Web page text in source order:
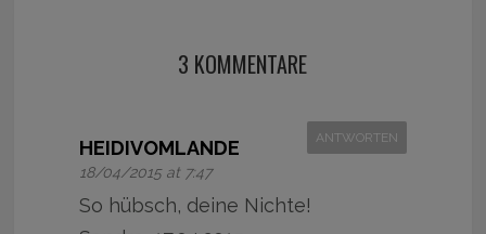
3 KOMMENTARE
HEIDIVOMLANDE
18/04/2015 at 7:47
ANTWORTEN
So hübsch, deine Nichte!